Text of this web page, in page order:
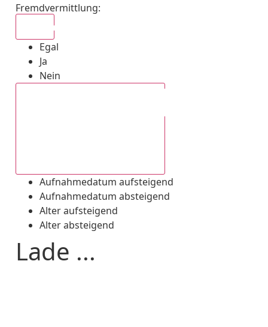
Fremdvermittlung:
Egal
Ja
Nein
Aufnahmedatum aufsteigend
Aufnahmedatum absteigend
Alter aufsteigend
Alter absteigend
Lade ...